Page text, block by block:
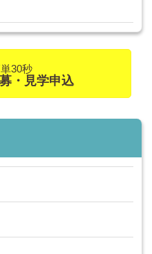
30秒
・見学申込